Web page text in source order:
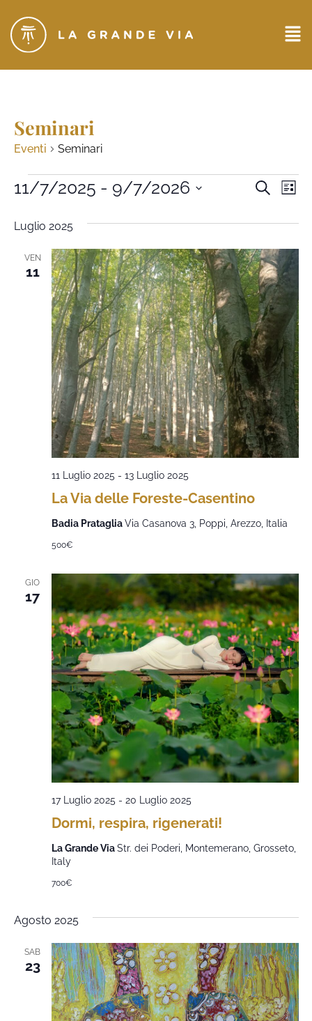
Seminari
Eventi Seminari
Eventi
viste
CERCA
11/7/2025 - 9/7/2026
data.
Luglio 2025
VEN
11
La Via delle Foreste-Casentino
11 Luglio 2025 - 13 Luglio 2025
Badia PratagliaVia Casanova 3, Poppi, Arezzo, Italia
500€
GIO
17
Dormi, respira, rigenerati!
17 Luglio 2025 - 20 Luglio 2025
La Grande ViaStr. dei Poderi, Montemerano, Grosseto,
Italy
700€
Agosto 2025
SAB
23